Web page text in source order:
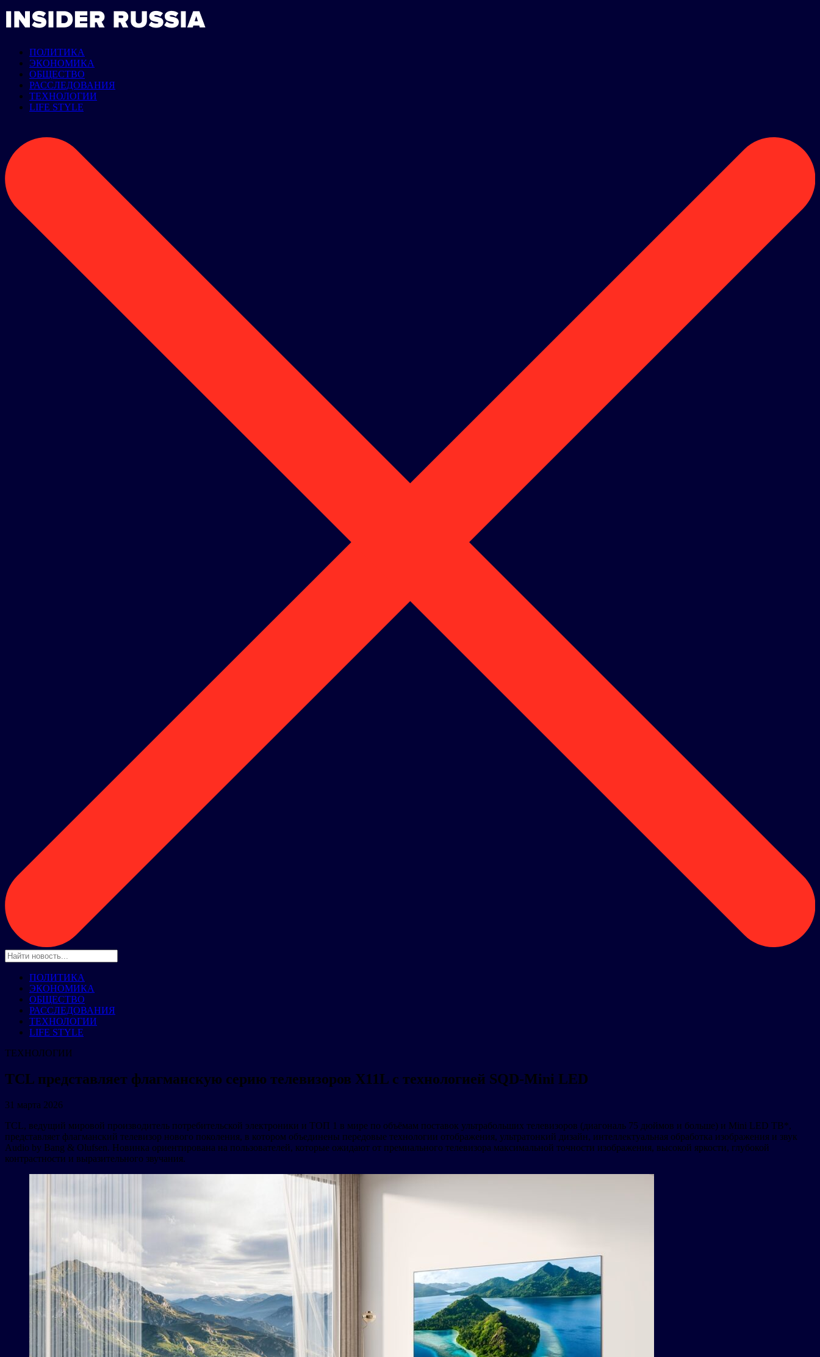
ПОЛИТИКА
ЭКОНОМИКА
ОБЩЕСТВО
РАССЛЕДОВАНИЯ
ТЕХНОЛОГИИ
LIFE STYLE
ПОЛИТИКА
ЭКОНОМИКА
ОБЩЕСТВО
РАССЛЕДОВАНИЯ
ТЕХНОЛОГИИ
LIFE STYLE
ТЕХНОЛОГИИ
TCL представляет флагманскую серию телевизоров X11L с технологией SQD-Mini LED
31 марта 2026
TCL, ведущий мировой производитель потребительской электроники и ТОП 1 в мире по объёмам поставок ультрабольших телевизоров (диагональ 75 дюймов и больше) и Mini LED ТВ*,
представляет флагманский телевизор нового поколения, в котором объединены передовые технологии отображения, ультратонкий дизайн, интеллектуальная обработка изображения и звук
Audio by Bang & Olufsen. Новинка ориентирована на пользователей, которые ожидают от премиального телевизора максимальной точности изображения, высокой яркости, глубокой
контрастности и выразительного звучания.